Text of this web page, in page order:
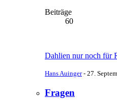
Beiträge
60
Dahlien nur noch für
Hans Auinger- 27.
Fragen